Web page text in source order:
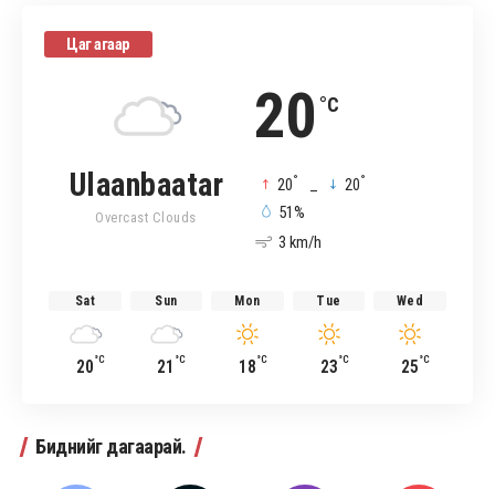
Цаг агаар
20 °C
Ulaanbaatar
Overcast Clouds
20° 20°
51%
3 km/h
Sat
20°C
Sun
21 °C
Mon
18°C
Tue
23°C
Wed
25°C
Биднийг дагаарай.